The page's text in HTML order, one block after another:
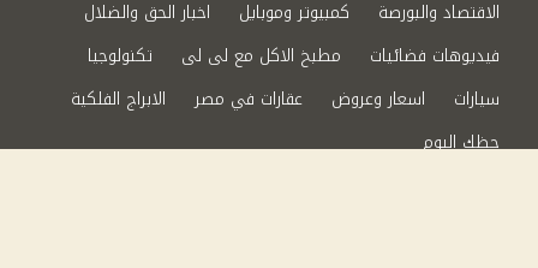
الاقتصاد والبورصة
كمبيوتر وموبايل
اخبار الحق والضلال
فيديوهات فضائيات
مطبخ الاكل مع لى لى
تكنولوجيا
سيارات
اسعار وعروض عقارات في مصر
الابراج الفلكية
حظك اليوم